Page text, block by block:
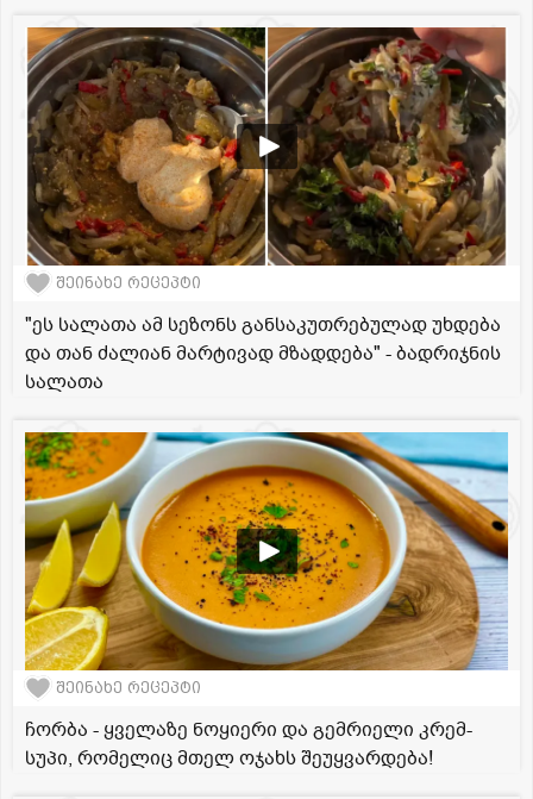
შეინახე რეცეპტი
"ეს სალათა ამ სეზონს განსაკუთრებულად უხდება
და თან ძალიან მარტივად მზადდება" - ბადრიჯნის
სალათა
შეინახე რეცეპტი
ჩორბა - ყველაზე ნოყიერი და გემრიელი კრემ-
სუპი, რომელიც მთელ ოჯახს შეუყვარდება!